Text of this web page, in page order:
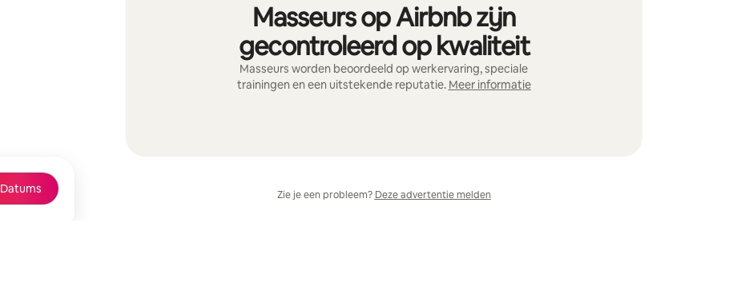
Datums
Masseurs op Airbnb zijn
gecontroleerd op kwaliteit
Masseurs worden beoordeeld op werkervaring, speciale
trainingen en een uitstekende reputatie. Meer informatie
Zie je een probleem? Deze advertentie melden